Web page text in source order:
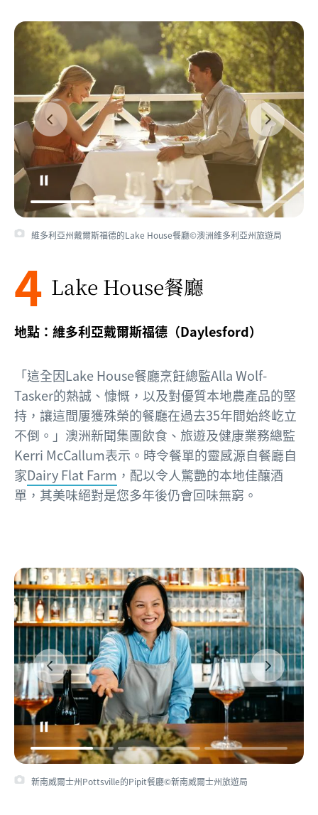
維多利亞州戴爾斯福德的Lake House餐廳©澳洲維多利亞州旅遊局
4 Lake House餐廳
地點：維多利亞戴爾斯福德（Daylesford）
「這全因Lake House餐廳烹飪總監Alla Wolf-
Tasker的熱誠、慷慨，以及對優質本地農產品的堅
持，讓這間屢獲殊榮的餐廳在過去35年間始終屹立
不倒。」澳洲新聞集團飲食、旅遊及健康業務總監
Kerri McCallum表示。時令餐單的靈感源自餐廳自
家Dairy Flat Farm ，配以令人驚艷的本地佳釀酒
單，其美味絕對是您多年後仍會回味無窮。
新南威爾士州Pottsville的Pipit餐廳©新南威爾士州旅遊局